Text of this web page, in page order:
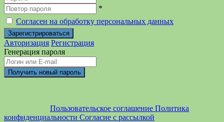
*
Согласен на обработку персональных данных
Авторизация Регистрация
Генерация пароля
Пользовательское соглашение Политика
конфиденциальности Согласие с рассылкой